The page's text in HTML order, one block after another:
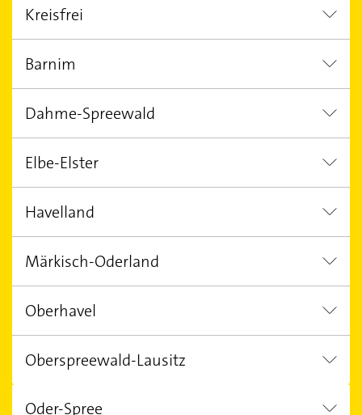
Kreisfrei
Cottbus Potsdam
Barnim
Eberswalde Panketal Wandlitz
Dahme-Spreewald
Königs Wusterhausen Mittenwalde Mark
Elbe-Elster
Bad Liebenwerda Elsterwerda
Havelland
Falkensee Rathenow
Märkisch-Oderland
Hoppegarten Neuenhagen bei Berlin
Oberhavel
Oberspreewald-Lausitz
Oder-Spree